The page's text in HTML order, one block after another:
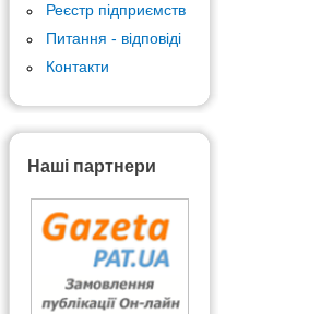
Реєстр підприємств
Питання - відповіді
Контакти
Наші партнери